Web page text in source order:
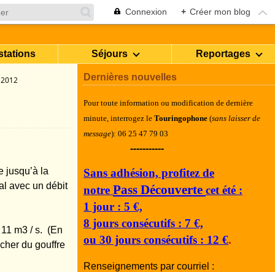
Connexion + Créer mon blog
Séjours Reportages
2012
jusqu’à la
avec un débit
m3 / s. (En
du gouffre
Dernières nouvelles
Pour toute information ou modification de dernière
minute, interrogez le Touringophone (sans laisser de
message): 06 25 47 79 03
-----------
Sans adhésion, profitez de
notre Pass Découverte cet été :
1 jour : 5 €,
8 jours consécutifs : 7 €,
ou 30 jours consécutifs : 12 €.
Renseignements par courriel :